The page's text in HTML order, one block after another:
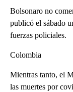
Bolsonaro no
publicó el sábado
fuerzas policiales.
Colombia
Mientras tanto, el
las muertes por